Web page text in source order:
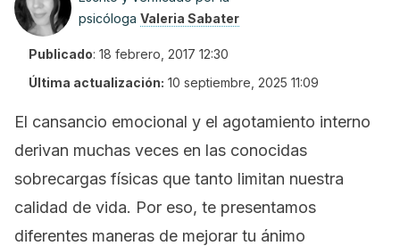
psicóloga Valeria Sabater
Publicado: 18 febrero, 2017 12:30
Última actualización: 10 septiembre, 2025 11:09
El cansancio emocional y el agotamiento interno
derivan muchas veces en las conocidas
sobrecargas físicas que tanto limitan nuestra
calidad de vida. Por eso, te presentamos
diferentes maneras de mejorar tu ánimo